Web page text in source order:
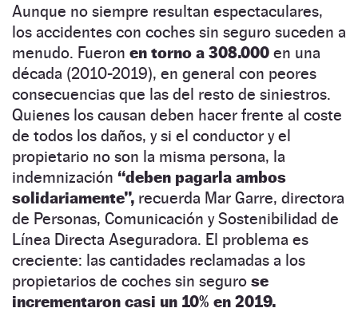
Aunque no siempre resultan espectaculares,
los accidentes con coches sin seguro suceden a
menudo. Fueron en torno a 308.000 en una
década (2010-2019), en general con peores
consecuencias que las del resto de siniestros.
Quienes los causan deben hacer frente al coste
de todos los daños, y si el conductor y el
propietario no son la misma persona, la
indemnización “deben pagarla ambos
solidariamente”, recuerda Mar Garre, directora
de Personas, Comunicación y Sostenibilidad de
Línea Directa Aseguradora. El problema es
creciente: las cantidades reclamadas a los
propietarios de coches sin seguro se
incrementaron casi un 10% en 2019.